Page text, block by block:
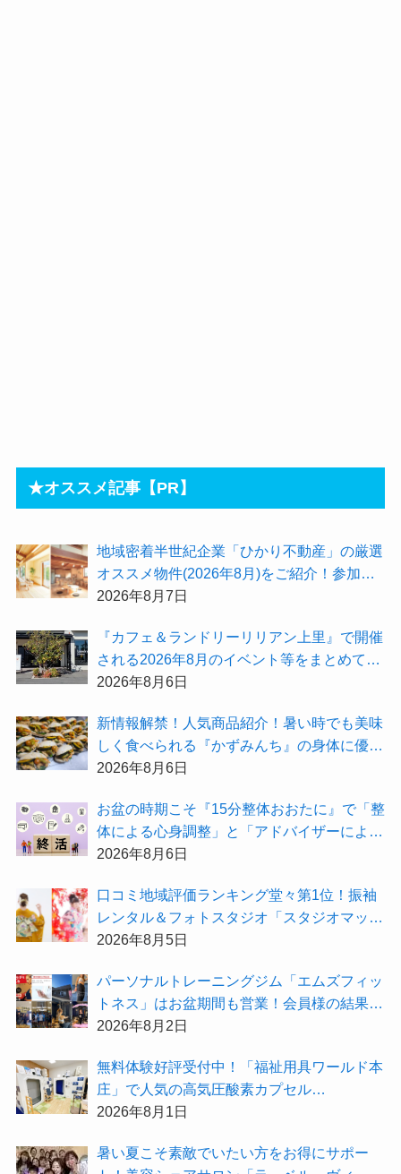
★オススメ記事【PR】
地域密着半世紀企業「ひかり不動産」の厳選
オススメ物件(2026年8月)をご紹介！参加費
無料『”木の家”新潟工場見学会』のご予約も
2026年8月7日
『カフェ＆ランドリーリリアン上里』で開催
される2026年8月のイベント等をまとめてご
紹介！
2026年8月6日
新情報解禁！人気商品紹介！暑い時でも美味
しく食べられる『かずみんち』の身体に優し
い天然酵母手作り減塩パンを召し上がれ♪
2026年8月6日
お盆の時期こそ『15分整体おおたに』で「整
体による心身調整」と「アドバイザーによる
身辺整理の準備」をしてみませんか？
2026年8月6日
⼝コミ地域評価ランキング堂々第1位！振袖
レンタル＆フォトスタジオ「スタジオマック
ス」がお得な『2026年8月限定キャンペー
2026年8月5日
パーソナルトレーニングジム「エムズフィッ
トネス」はお盆期間も営業！会員様の結果を
大公開★
2026年8月2日
無料体験好評受付中！「福祉用具ワールド本
庄」で人気の高気圧酸素カプセル
「O2BOX（30分500円）」で夏バテ撃退★
2026年8月1日
暑い夏こそ素敵でいたい方をお得にサポー